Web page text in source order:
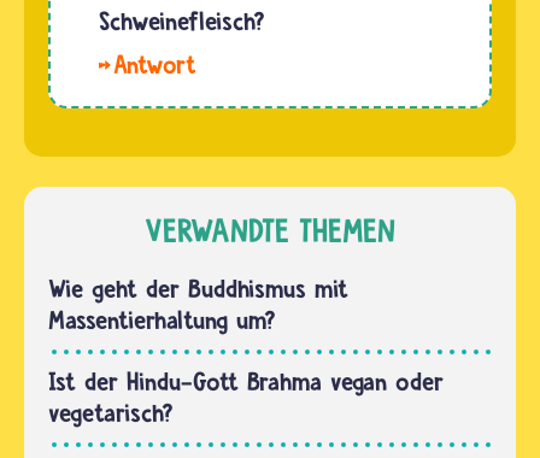
lehnen
Mönche
grundsätzlich
strengen
Schweinefleisch?
Buddhismus
nicht
verboten.
entscheidet
selbst,
was er
isst,
denn in…
VERWANDTE THEMEN
Wie geht der Buddhismus mit
Massentierhaltung um?
Ist der Hindu-Gott Brahma vegan oder
vegetarisch?